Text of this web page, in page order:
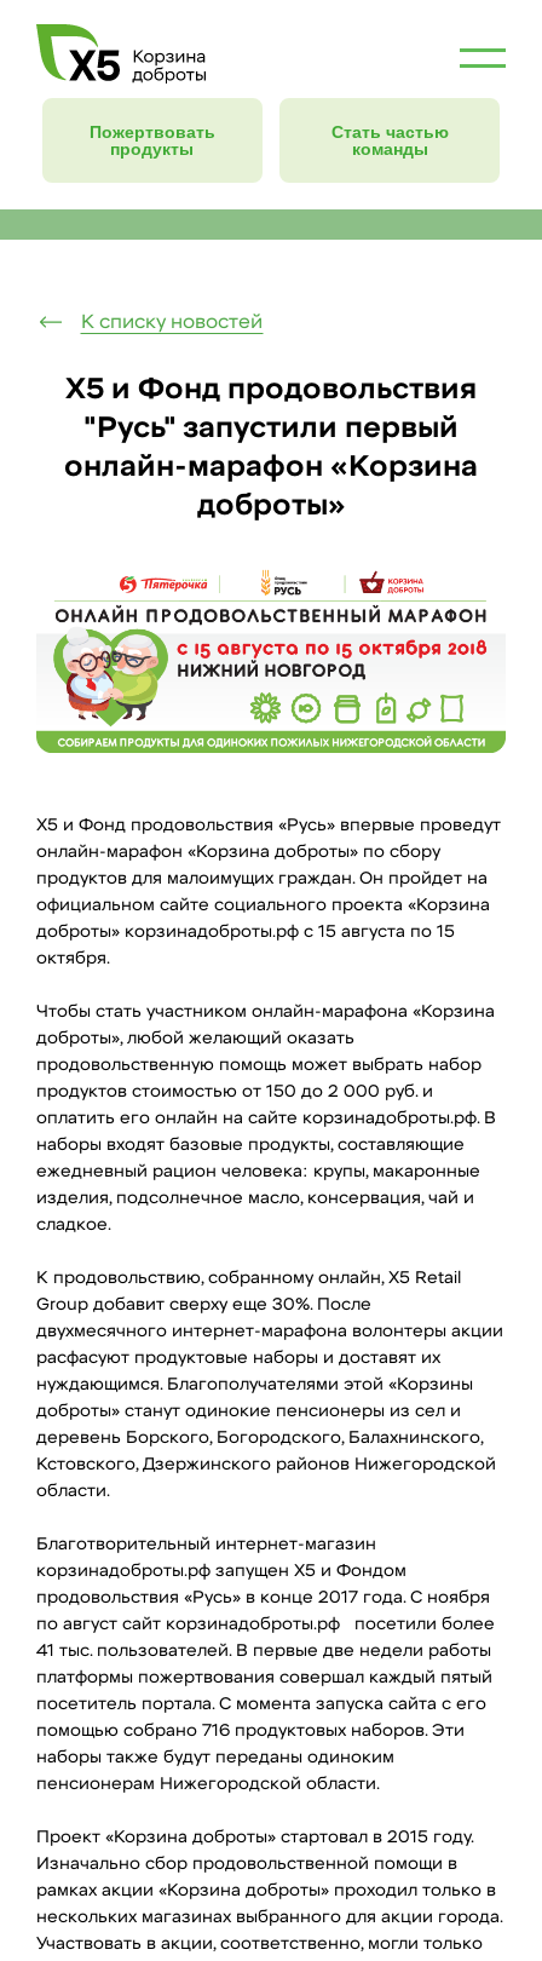
Пожертвовать
продукты
Стать частью
команды
К списку новостей
Х5 и Фонд продовольствия
"Русь" запустили первый
онлайн-марафон «Корзина
доброты»
X5 и Фонд продовольствия «Русь» впервые проведут
онлайн-марафон «Корзина доброты» по сбору
продуктов для малоимущих граждан. Он пройдет на
официальном сайте социального проекта «Корзина
доброты» корзинадоброты.рф с 15 августа по 15
октября.
Чтобы стать участником онлайн-марафона «Корзина
доброты», любой желающий оказать
продовольственную помощь может выбрать набор
продуктов стоимостью от 150 до 2 000 руб. и
оплатить его онлайн на сайте корзинадоброты.рф. В
наборы входят базовые продукты, составляющие
ежедневный рацион человека: крупы, макаронные
изделия, подсолнечное масло, консервация, чай и
сладкое.
К продовольствию, собранному онлайн, X5 Retail
Group добавит сверху еще 30%. После
двухмесячного интернет-марафона волонтеры акции
расфасуют продуктовые наборы и доставят их
нуждающимся. Благополучателями этой «Корзины
доброты» станут одинокие пенсионеры из сел и
деревень Борского, Богородского, Балахнинского,
Кстовского, Дзержинского районов Нижегородской
области.
Благотворительный интернет-магазин
корзинадоброты.рф запущен Х5 и Фондом
продовольствия «Русь» в конце 2017 года. С ноября
по август сайт корзинадоброты.рф посетили более
41 тыс. пользователей. В первые две недели работы
платформы пожертвования совершал каждый пятый
посетитель портала. С момента запуска сайта с его
помощью собрано 716 продуктовых наборов. Эти
наборы также будут переданы одиноким
пенсионерам Нижегородской области.
Проект «Корзина доброты» стартовал в 2015 году.
Изначально сбор продовольственной помощи в
рамках акции «Корзина доброты» проходил только в
нескольких магазинах выбранного для акции города.
Участвовать в акции, соответственно, могли только